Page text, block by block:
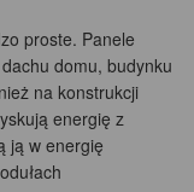
proste. Panele
domu, budynku
na konstrukcji
energię z
ją w energię